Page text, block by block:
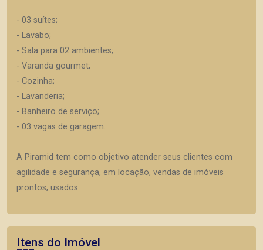
- 03 suítes;
- Lavabo;
- Sala para 02 ambientes;
- Varanda gourmet;
- Cozinha;
- Lavanderia;
- Banheiro de serviço;
- 03 vagas de garagem.
A Piramid tem como objetivo atender seus clientes com
agilidade e segurança, em locação, vendas de imóveis
prontos, usados
Itens do Imóvel